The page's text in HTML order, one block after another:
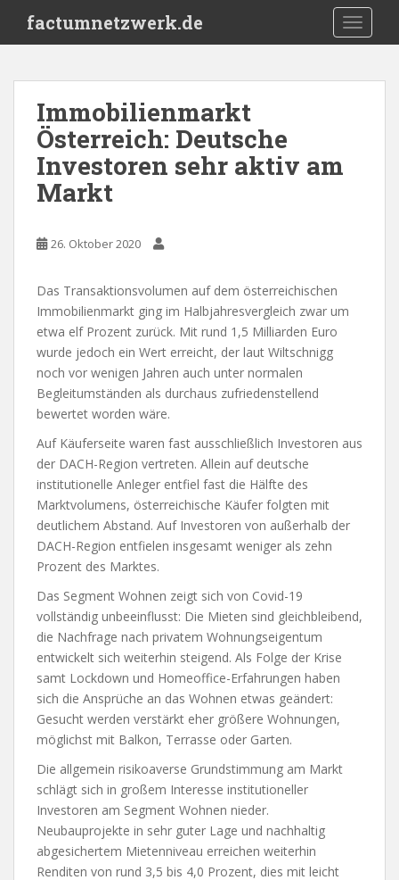
i
factumnetzwerk.de
Immobilienmarkt
Österreich: Deutsche
Investoren sehr aktiv am
Markt
26. Oktober 2020
Das Transaktionsvolumen auf dem österreichischen
Immobilienmarkt ging im Halbjahresvergleich zwar um
etwa elf Prozent zurück. Mit rund 1,5 Milliarden Euro
wurde jedoch ein Wert erreicht, der laut Wiltschnigg
noch vor wenigen Jahren auch unter normalen
Begleitumständen als durchaus zufriedenstellend
bewertet worden wäre.
Auf Käuferseite waren fast ausschließlich Investoren aus
der DACH-Region vertreten. Allein auf deutsche
institutionelle Anleger entfiel fast die Hälfte des
Marktvolumens, österreichische Käufer folgten mit
deutlichem Abstand. Auf Investoren von außerhalb der
DACH-Region entfielen insgesamt weniger als zehn
Prozent des Marktes.
Das Segment Wohnen zeigt sich von Covid-19
vollständig unbeeinflusst: Die Mieten sind gleichbleibend,
die Nachfrage nach privatem Wohnungseigentum
entwickelt sich weiterhin steigend. Als Folge der Krise
samt Lockdown und Homeoffice-Erfahrungen haben
sich die Ansprüche an das Wohnen etwas geändert:
Gesucht werden verstärkt eher größere Wohnungen,
möglichst mit Balkon, Terrasse oder Garten.
Die allgemein risikoaverse Grundstimmung am Markt
schlägt sich in großem Interesse institutioneller
Investoren am Segment Wohnen nieder.
Neubauprojekte in sehr guter Lage und nachhaltig
abgesichertem Mietenniveau erreichen weiterhin
Renditen von rund 3,5 bis 4,0 Prozent, dies mit leicht